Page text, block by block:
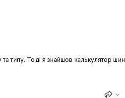
типу. Тоді я знайшов калькулятор шин